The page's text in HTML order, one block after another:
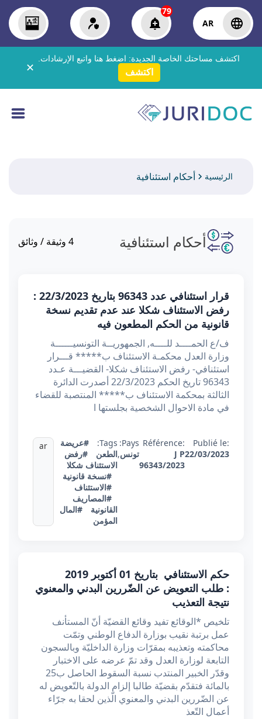
AR
79
اكتشف مساحتك الخاصة الجديدة: اضغط هنا واتبع الإرشادات.
اكتشف ✕
الرئيسية أحكام استئنافية
أحكام استئنافية 4 وثيقة / وثائق
قرار استئنافي عدد 96343 بتاريخ 22/3/2023 :
رفض الاستئناف شكلا عند عدم تقديم نسخة
قانونية من الحكم المطعون فيه
ف/ع الحمــــد للــــه, الجمهوريــة التونسيــــــة
وزارة العدل محكمـة الاستئناف ب***** قـــرار
استئنافي- رفض الاستئناف شكلا- القضيـــة عـدد
96343 تاريخ الحكم 22/3/2023 أصدرت الدائرة
الثالثة بمحكمة الاستئناف ب***** المنتصبة للقضاء
في مادة الاحوال الشخصية بجلستها ا
Publié le:
22/03/2023
Référence:
J P
96343/2023
Pays:
تونس,
Tags:
#عريضة
الطعن
#رفض
الاستئناف شكلا
#نسخة قانونية
#الاستئناف
#المصاريف
القانونية
#المال
المؤمن
ar
حكم الاستئنافي بتاريخ 01 أكتوبر 2019
: طلب التعويض عن الضّررين البدني والمعنوي
نتيجة التعذيب
تلخيص *الوقائع تفيد وقائع القضيّة أنّ المستأنف
عمل برتبة نقيب بوزارة الدفاع الوطني وتمّت
محاكمته وتعذيبه بمقرّات وزارة الداخليّة وبالسجون
التابعة لوزارة العدل وقد تمّ عرضه على الاختبار
وقدّر الخبير المنتدب نسبة السقوط الحاصل ب25
بالمائة فتقدّم بقضيّة طالبا إلزام الدولة بالتّعويض له
عن الضّررين البدني والمعنوي الّذين لحقا به جرّاء
أعمال التّعذ